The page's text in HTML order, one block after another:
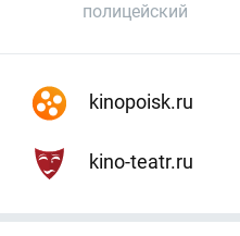
полицейский
kinopoisk.ru
kino-teatr.ru